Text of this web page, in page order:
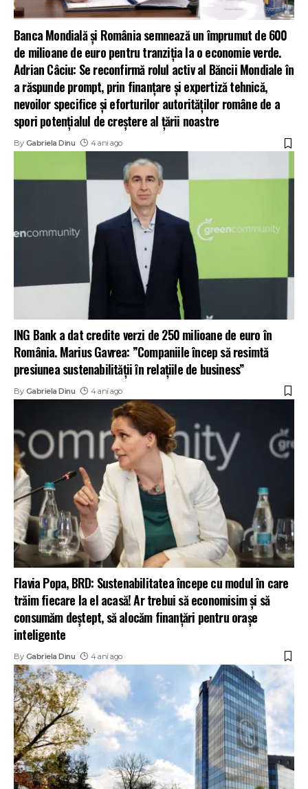
Banca Mondială şi România semnează un împrumut de 600
de milioane de euro pentru tranziţia la o economie verde.
Adrian Câciu: Se reconfirmă rolul activ al Băncii Mondiale în
a răspunde prompt, prin finanţare şi expertiză tehnică,
nevoilor specifice şi eforturilor autorităţilor române de a
spori potenţialul de creştere al ţării noastre
By Gabriela Dinu 4 ani ago
ING Bank a dat credite verzi de 250 milioane de euro în
România. Marius Gavrea: ”Companiile încep să resimtă
presiunea sustenabilității în relațiile de business”
By Gabriela Dinu 4 ani ago
Flavia Popa, BRD: Sustenabilitatea începe cu modul în care
trăim fiecare la el acasă! Ar trebui să economisim și să
consumăm deștept, să alocăm finanțări pentru orașe
inteligente
By Gabriela Dinu 4 ani ago